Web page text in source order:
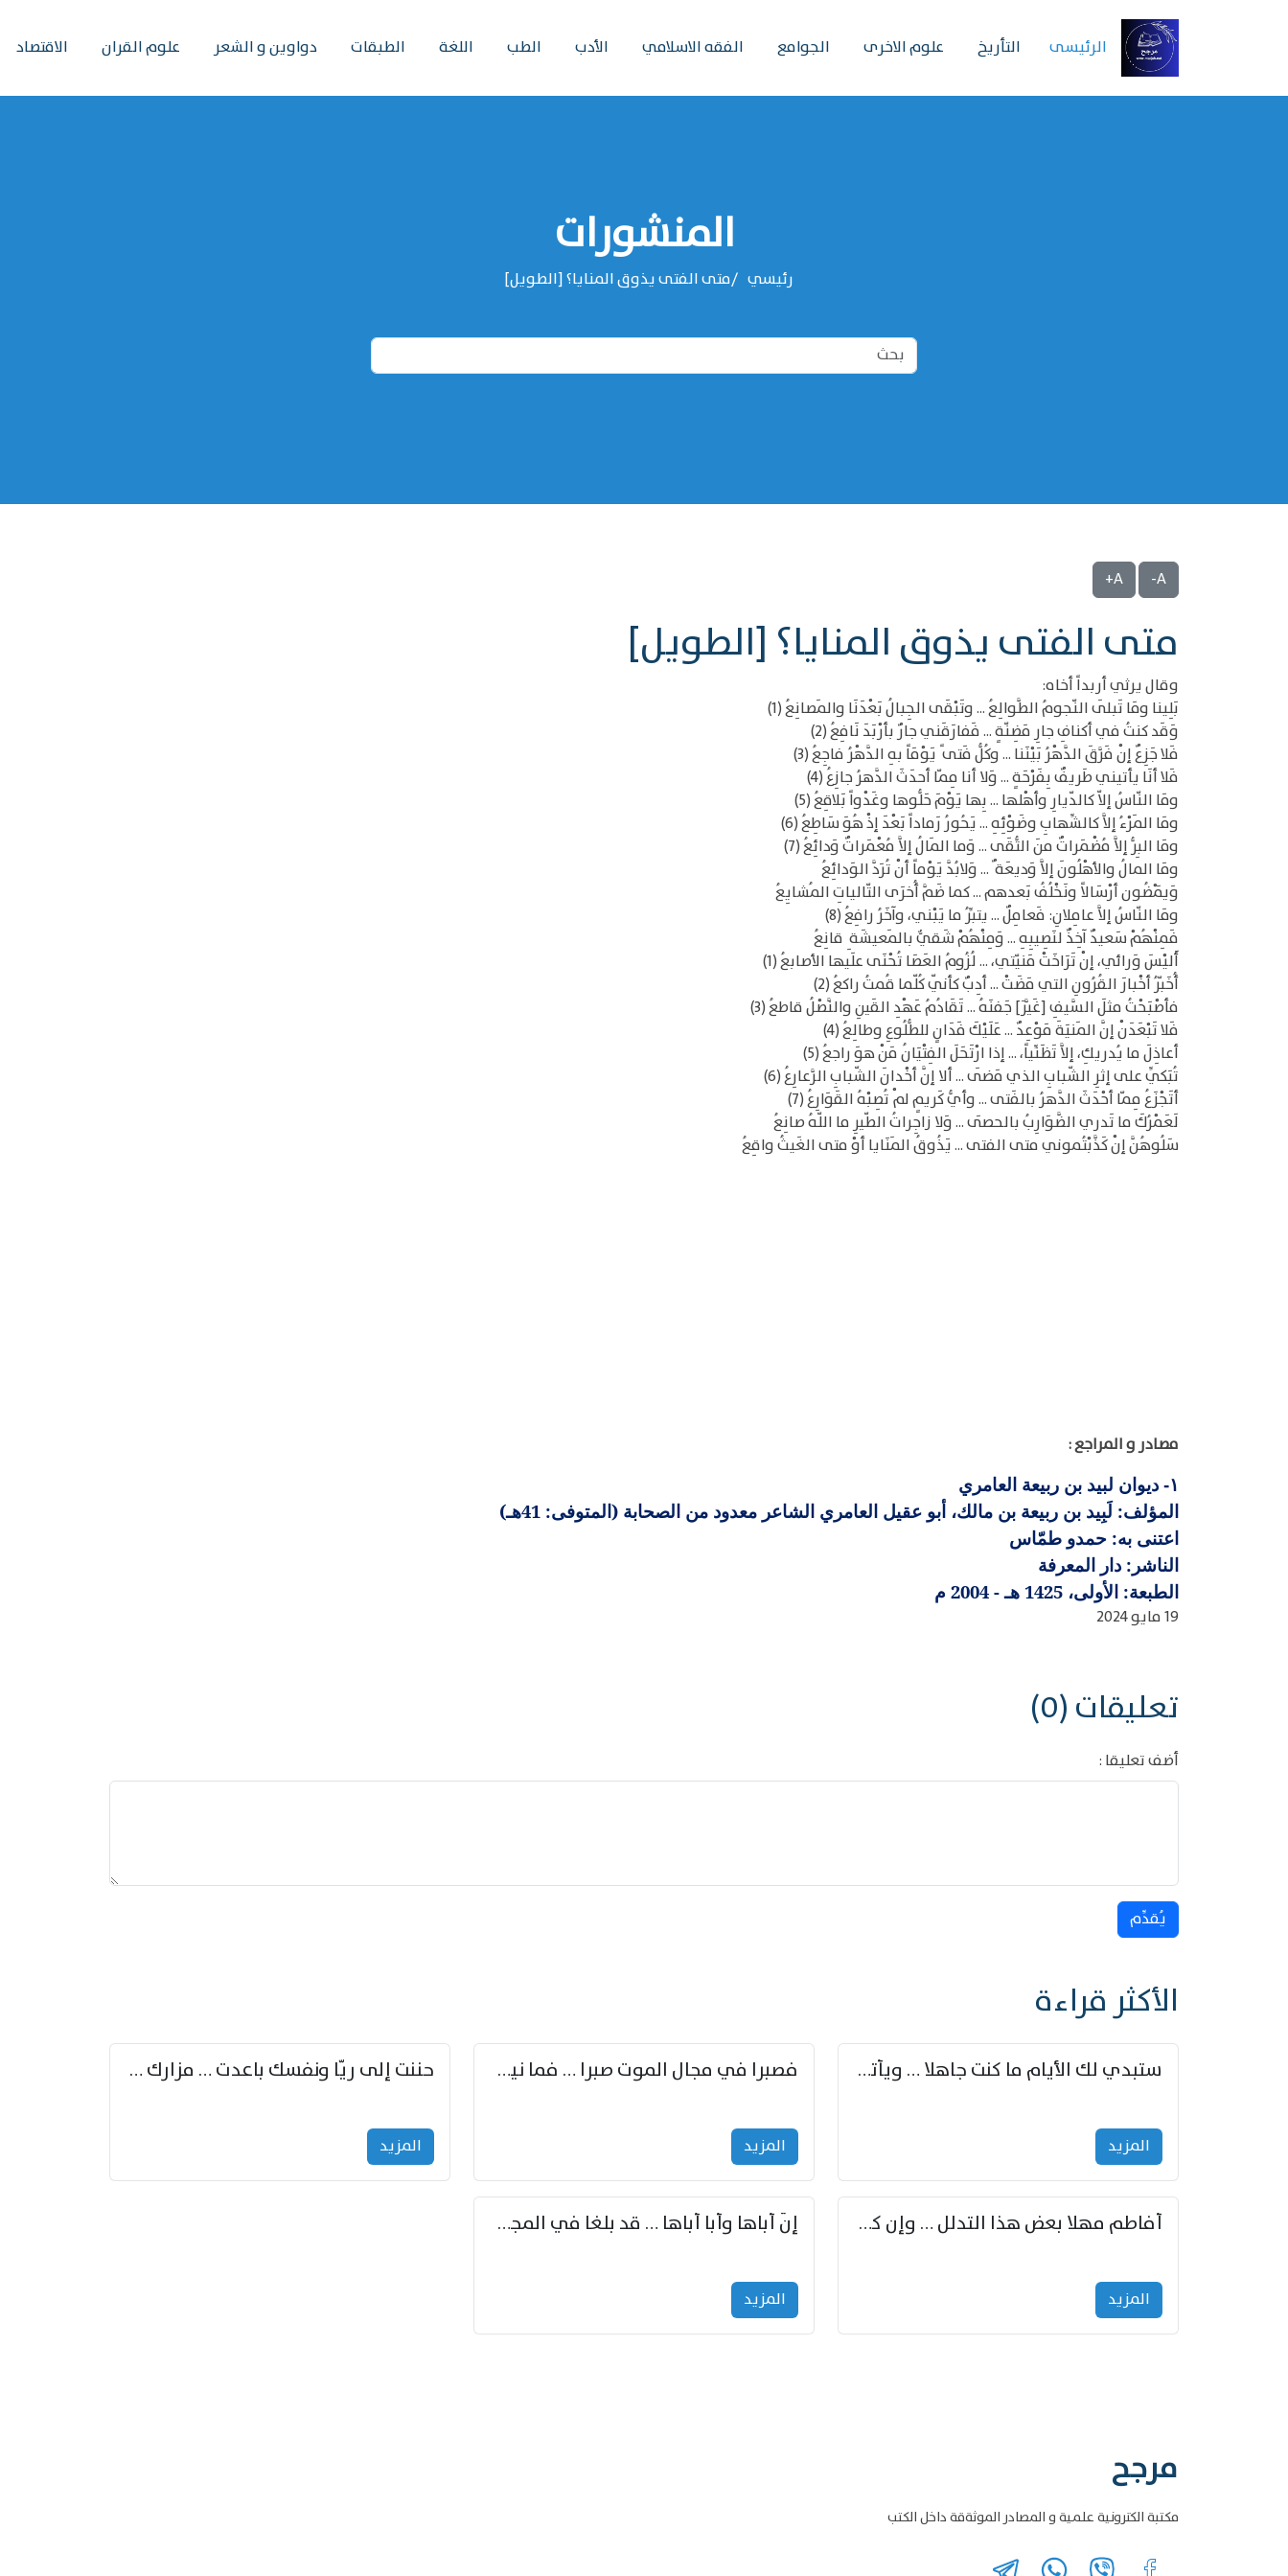
الرئیسی التأريخ علوم الاخرى الجوامع الفقه الاسلامي الأدب الطب اللغة الطبقات دواوين و الشعر علوم القران الاقتصاد
المنشورات
رئيسي متى الفتى يذوق المنايا؟ [الطويل]
A-
A+
متى الفتى يذوق المنايا؟ [الطويل]
وقال يرثي أربداً أخاه:
بَلِينا ومَا تَبلَى النّجومُ الطَّوالِعُ ... وتَبْقَى الجِبالُ بَعْدَنَا والمَصانِعُ (1)
وَقَد كنتُ في أكنافِ جارِ مَضِنّةٍ ... فَفارَقَني جارٌ بأرْبَدَ نَافِعُ (2)
فَلا جَزِعٌ إنْ فَرَّقَ الدَّهْرُ بَيْنَنا ... وكُلُّ فَتى ً يَوْمَاً بهِ الدَّهْرُ فاجِعُ (3)
فَلا أنَا يأتيني طَريفٌ بِفَرْحَةٍ ... وَلا أنا مِمّا أحدَثَ الدَّهرُ جازِعُ (4)
ومَا النّاسُ إلاّ كالدّيارِ وأهْلها ... بِها يَوْمَ حَلُّوها وغَدْواً بَلاقِعُ (5)
ومَا المَرْءُ إلاَّ كالشِّهابِ وضَوْئِهِ ... يَحُورُ رَماداً بَعْدَ إذْ هُوَ سَاطِعُ (6)
ومَا البِرُّ إلاَّ مُضْمَراتٌ منَ التُّقَى ... وَما المَالُ إلاَّ مُعْمَراتٌ وَدائِعُ (7)
ومَا المالُ والأهْلُونَ إلاَّ وَديعَة ٌ ... وَلابُدَّ يَوْماً أنْ تُرَدَّ الوَدائِعُ
وَيَمْضُون أرْسَالاً ونَخْلُفُ بَعدهم ... كما ضَمَّ أُخرَى التّالياتِ المُشايِعُ
ومَا النّاسُ إلاَّ عامِلانِ: فَعامِلٌ ... يتبِّرُ ما يَبْني، وآخَرُ رافِعُ (8)
فَمِنْهُمْ سَعيدٌ آخِذٌ لنَصِيبِهِ ... وَمِنْهُمْ شَقيٌّ بالمَعيشَة ِ قانِعُ
أَليْسَ وَرائي، إنْ تَرَاخَتْ مَنيّتي، ... لُزُومُ العَصَا تُحْنَى علَيها الأصابعُ (1)
أُخَبّرُ أخْبارَ القُرُونِ التي مَضَتْ ... أدِبٌ كأنّي كُلّما قُمتُ راكعُ (2)
فأصْبَحْتُ مثلَ السَّيفِ [غَيَّرَ] جَفنَهُ ... تَقَادُمُ عَهْدِ القَينِ والنَّصْلُ قاطعُ (3)
فَلا تَبْعَدَنْ إنَّ المَنيَةَ مَوْعِدٌ ... عَلَيْكَ فَدَانٍ للطُّلُوعِ وطالِعُ (4)
أعاذِلَ ما يُدريكِ، إلاَّ تَظَنِّياً، ... إذا ارْتَحَلَ الفِتْيَانُ مَنْ هوَ راجعُ (5)
تُبَكِّي على إثرِ الشّبابِ الذي مَضَى ... ألا إنَّ أخْدانَ الشّبابِ الرَّعارِعُ (6)
أتَجْزَعُ مِمّا أحْدَثَ الدَّهرُ بالفَتى ... وأيُّ كَريمٍ لمْ تُصِبْهُ القَوَارِعُ (7)
لَعَمْرُكَ ما تَدري الضَّوَارِبُ بالحصَى ... وَلا زاجِراتُ الطّيرِ ما اللّهُ صانِعُ
سَلُوهُنَّ إنْ كَذَّبْتُموني متى الفتى ... يَذُوقُ المَنَايا أوْ متى الغَيثُ واقِعُ
مصادر و المراجع :
١-
ديوان لبيد بن ربيعة العامري
المؤلف: لَبِيد بن ربيعة بن مالك، أبو عقيل العامري الشاعر معدود من الصحابة (المتوفى: 41هـ)
اعتنى به: حمدو طمّاس
الناشر: دار المعرفة
الطبعة: الأولى، 1425 هـ - 2004 م
19 مايو 2024
تعليقات (0)
أضف تعليقا :
يُقدِّم
الأكثر قراءة
ستبدي لك الأيام ما كنت جاهلا … ويأتيك بالأخبار من لم تزوّد
المزید
فصبرا في مجال الموت صبرا … فما نيل الخلود بمستطاع
المزید
حننت إلى ريّا ونفسك باعدت … مزارك من ريّا وشعباكما معا
المزید
أفاطم مهلا بعض هذا التدلل … وإن كنت قد أزمعت صرمي فأجملي
المزید
إنّ أباها وأبا أباها … قد بلغا في المجد غايتاها
المزید
مرجح
مكتبة الكترونية علمية و المصادر الموثةقة داخل الكتب